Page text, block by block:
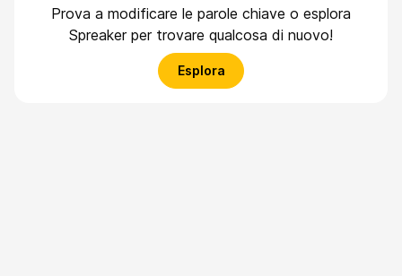
Prova a modificare le parole chiave o esplora
Spreaker per trovare qualcosa di nuovo!
Esplora